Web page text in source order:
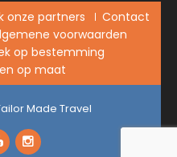
onze partners
Contact
voorwaarden
op bestemming
op maat
Made Travel